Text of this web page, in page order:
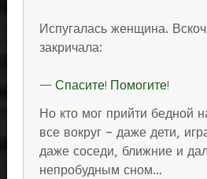
Испугалась женщина.
закричала:
— Спасите! Помогите!
Но кто мог прийти бедной
все вокруг – даже дети,
даже соседи, ближние и
непробудным сном…